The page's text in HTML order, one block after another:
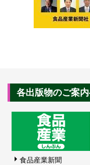
各出版物のご案
食品産業新聞